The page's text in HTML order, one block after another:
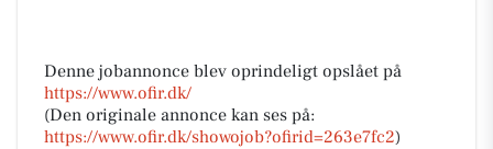
Denne jobannonce blev oprindeligt opslået på
https://www.ofir.dk/
(Den originale annonce kan ses på:
https://www.ofir.dk/showojob?ofirid=263e7fc2)